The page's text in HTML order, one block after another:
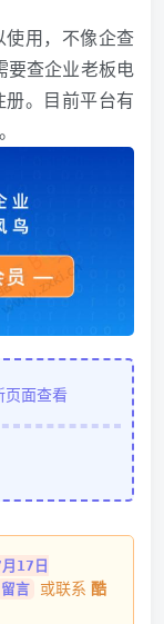
使用，不像企查
要查企业老板电
。目前平台有
页面查看
17日
留言 或联系 酷